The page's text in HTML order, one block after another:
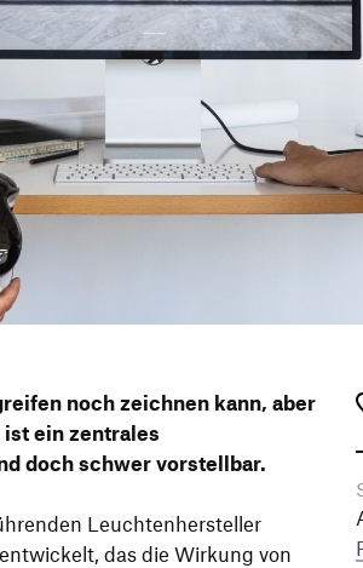
noch zeichnen kann, aber
ein zentrales
doch schwer vorstellbar.
Leuchtenhersteller
das die Wirkung von